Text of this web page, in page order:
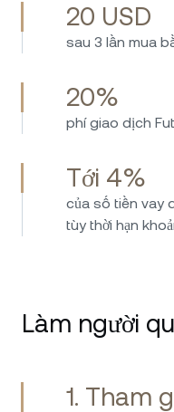
20 USD
sau 3 lần mua
20%
phí giao dịch
Tới 4%
của số tiền vay
tùy thời hạn
Làm người
1. Tham